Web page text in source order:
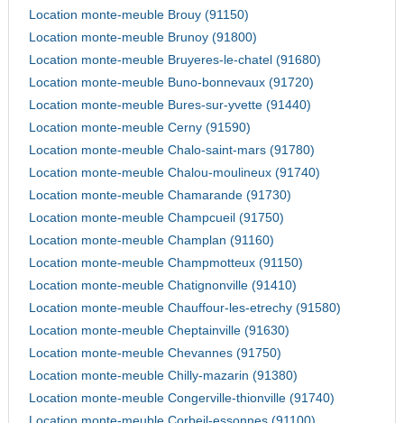
Location monte-meuble Brouy (91150)
Location monte-meuble Brunoy (91800)
Location monte-meuble Bruyeres-le-chatel (91680)
Location monte-meuble Buno-bonnevaux (91720)
Location monte-meuble Bures-sur-yvette (91440)
Location monte-meuble Cerny (91590)
Location monte-meuble Chalo-saint-mars (91780)
Location monte-meuble Chalou-moulineux (91740)
Location monte-meuble Chamarande (91730)
Location monte-meuble Champcueil (91750)
Location monte-meuble Champlan (91160)
Location monte-meuble Champmotteux (91150)
Location monte-meuble Chatignonville (91410)
Location monte-meuble Chauffour-les-etrechy (91580)
Location monte-meuble Cheptainville (91630)
Location monte-meuble Chevannes (91750)
Location monte-meuble Chilly-mazarin (91380)
Location monte-meuble Congerville-thionville (91740)